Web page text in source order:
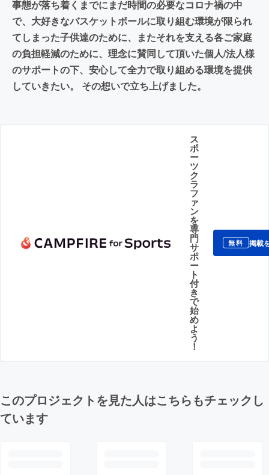
事態が落ち着くまでにまだ時間の必要なコロナ禍の中
で、大好きなバスケットボールに取り組む環境が限られ
てしまった子供達のために、またそれを支える各ご家庭
の負担軽減のために、理念に賛同して頂いた個人/法人様
のサポートの下、安心して全力で取り組める環境を提供
していきたい。 その想いで立ち上げました。
ス
ポ
ー
ツ
ク
ラ
フ
ァ
ン
を
専
門
サ
ポ
ー
ト
付
き
で
始
め
よ
う
！
無料 掲載
このプロジェクトを見た人はこちらもチェックし
ています